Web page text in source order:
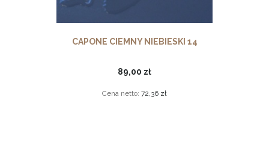
CAPONE CIEMNY NIEBIESKI 14
89,00 zł
Cena netto: 72,36 zł